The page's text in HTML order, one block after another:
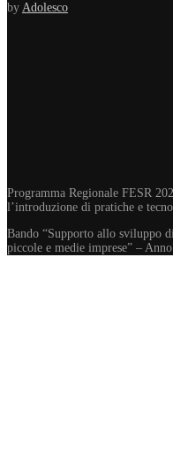
by Adolesco
Programma Regionale FESR
l’introduzione di pratiche e
Bando “Supporto allo sviluppo
piccole e medie imprese” –